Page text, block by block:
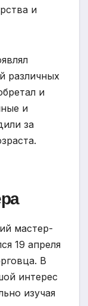
и
различных
и
и
за
мастер-
19 апреля
В
интерес
изучая